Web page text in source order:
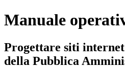
Manuale
Progettare siti
della Pubblica